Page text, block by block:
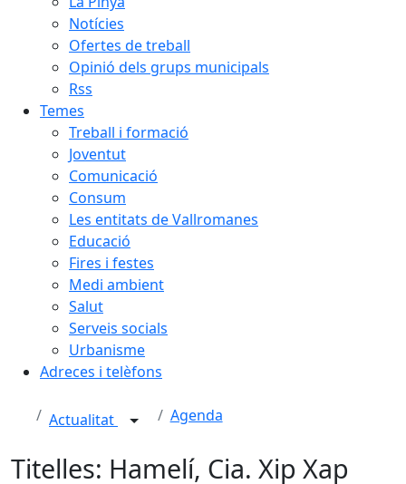
Notícies
Ofertes de treball
Opinió dels grups municipals
Rss
Temes
Treball i formació
Joventut
Comunicació
Consum
Les entitats de Vallromanes
Educació
Fires i festes
Medi ambient
Salut
Serveis socials
Urbanisme
Adreces i telèfons
Actualitat Agenda
Titelles: Hamelí, Cia. Xip Xap